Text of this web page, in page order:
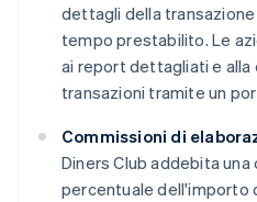
dettagli della
tempo prestabilito. Le
ai report dettagliati e alla
transazioni tramite un
Commissioni di
Diners Club addebita
percentuale dell'importo